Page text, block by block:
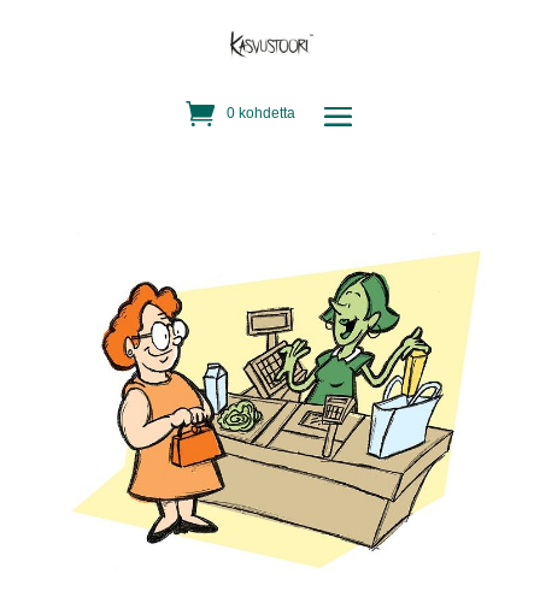
0 kohdetta